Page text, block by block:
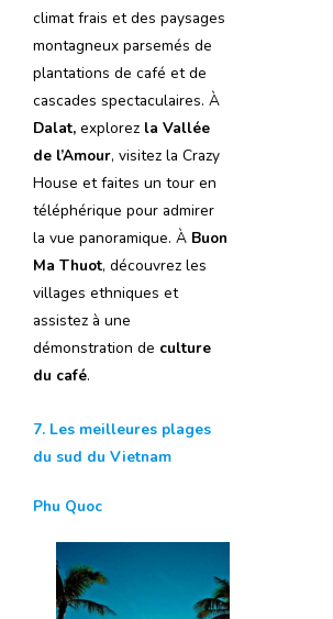
climat frais et des paysages
montagneux parsemés de
plantations de café et de
cascades spectaculaires. À
Dalat, explorez la Vallée
de l’Amour, visitez la Crazy
House et faites un tour en
téléphérique pour admirer
la vue panoramique. À Buon
Ma Thuot, découvrez les
villages ethniques et
assistez à une
démonstration de culture
du café.
7. Les meilleures plages
du sud du Vietnam
Phu Quoc